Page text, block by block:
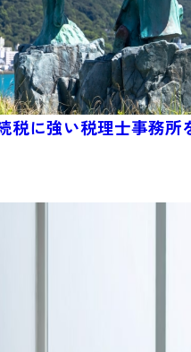
税に強い税理士事務所